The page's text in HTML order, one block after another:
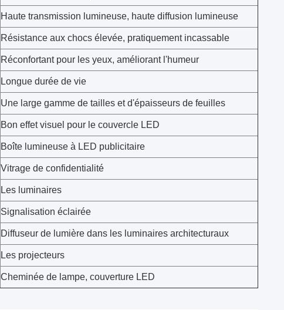
Haute transmission lumineuse, haute diffusion lumineuse
Résistance aux chocs élevée, pratiquement incassable
Réconfortant pour les yeux, améliorant l'humeur
Longue durée de vie
Une large gamme de tailles et d'épaisseurs de feuilles
Bon effet visuel pour le couvercle LED
Boîte lumineuse à LED publicitaire
Vitrage de confidentialité
Les luminaires
Signalisation éclairée
Diffuseur de lumière dans les luminaires architecturaux
Les projecteurs
Cheminée de lampe, couverture LED